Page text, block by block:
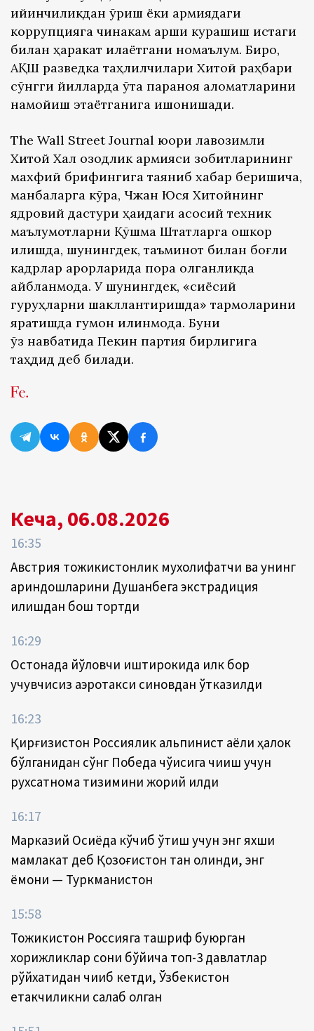
қийинчиликдан қўрқиш ёки армиядаги
коррупцияга чинакам қарши курашиш истаги
билан ҳаракат қилаётгани номаълум. Бироқ,
АҚШ разведка таҳлилчилари Хитой раҳбари
сўнгги йилларда ўта параноя аломатларини
намойиш этаётганига ишонишади.
The Wall Street Journal юқори лавозимли
Хитой Халқ озодлик армияси зобитларининг
махфий брифингига таяниб хабар беришича,
манбаларга кўра, Чжан Юся Хитойнинг
ядровий дастури ҳақидаги асосий техник
маълумотларни Қўшма Штатларга ошкор
қилишда, шунингдек, таъминот билан боғлиқ
кадрлар қарорларида пора олганликда
айбланмоқда. У шунингдек, «сиёсий
гуруҳларни шакллантиришда» тармоқларини
яратишда гумон қилинмоқда. Буни
ўз навбатида Пекин партия бирлигига
таҳдид деб билади.
Кеча, 06.08.2026
16:35
Австрия тожикистонлик мухолифатчи ва унинг
қариндошларини Душанбега экстрадиция
қилишдан бош тортди
16:29
Остонада йўловчи иштирокида илк бор
учувчисиз аэротакси синовдан ўтказилди
16:23
Қирғизистон Россиялик альпинист аёли ҳалок
бўлганидан сўнг Победа чўққисига чиқиш учун
рухсатнома тизимини жорий қилди
16:17
Марказий Осиёда кўчиб ўтиш учун энг яхши
мамлакат деб Қозоғистон тан олинди, энг
ёмони — Туркманистон
15:58
Тожикистон Россияга ташриф буюрган
хорижликлар сони бўйича топ-3 давлатлар
рўйхатидан чиқиб кетди, Ўзбекистон
етакчиликни сақлаб қолган